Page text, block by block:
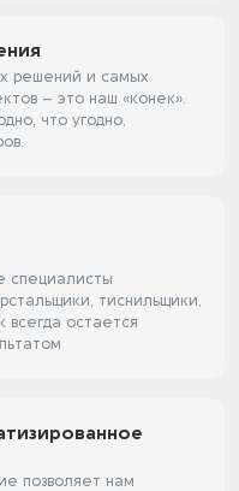
решений и самых
– это наш «конек».
что угодно,
специалисты
тиснильщики,
всегда остается
позволяет нам